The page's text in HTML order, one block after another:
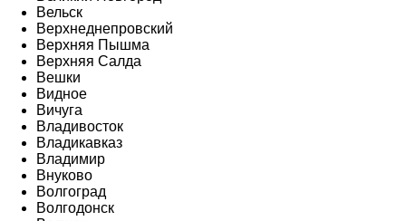
Вельск
Верхнеднепровский
Верхняя Пышма
Верхняя Салда
Вешки
Видное
Вичуга
Владивосток
Владикавказ
Владимир
Внуково
Волгоград
Волгодонск